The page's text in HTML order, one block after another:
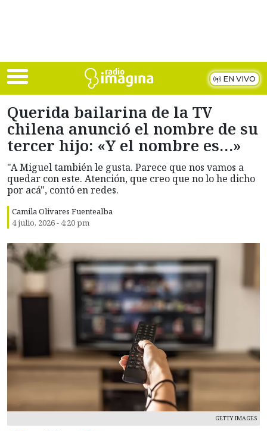
EN VIVO
Querida bailarina de la TV
chilena anunció el nombre de su
tercer hijo: «Y el nombre es…»
"A Miguel también le gusta. Parece que nos vamos a
quedar con este. Atención, que creo que no lo he dicho
por acá", contó en redes.
Camila Olivares Fuentealba
4 julio, 2026 - 4:20 pm
GETTY IMAGES